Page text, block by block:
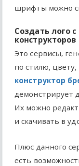
шрифты можно
Создать лого
конструкторов
Это сервисы,
по стилю,
конструктор
демонстрирует
Их можно
и скачивать в
Плюс данного
есть